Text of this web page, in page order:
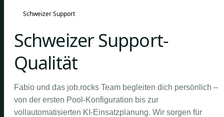
Schweizer Support
Schweizer Support-
Qualität
Fabio und das job.rocks Team begleiten dich persönlich –
von der ersten Pool-Konfiguration bis zur
vollautomatisierten KI-Einsatzplanung. Wir sorgen für